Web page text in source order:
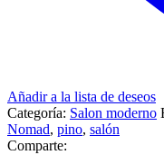
Añadir a la lista de deseos
Categoría: Salon moderno
Nomad, pino, salón
Comparte: